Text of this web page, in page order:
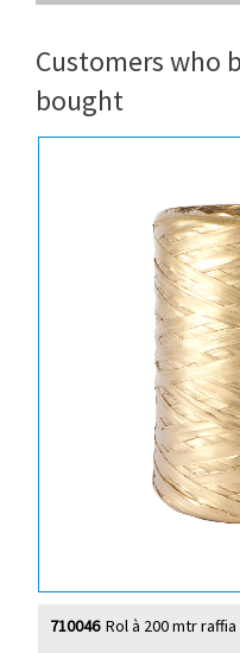
Customers who
bought
Rol à 200 mtr
710046